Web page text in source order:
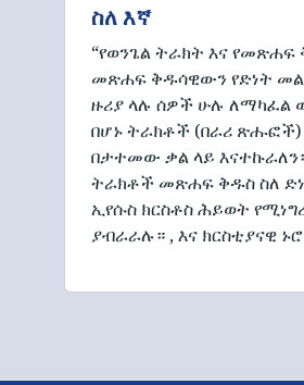
ስለ እኛ
“የወንጌል ትራክት እና የመጽሐፍ
መጽሐፍ ቅዱሳዊውን የድነት
ዙሪያ ላሉ ሰዎች ሁሉ ለማካፈል
በሆኑ ትራክቶች (በራሪ
በታተመው ቃል ላይ
ትራክቶች መጽሐፍ ቅዱስ ስለ
ኢየሱስ ክርስቶስ ሕይወት
ያብራራሉ። , እና ክርስቲያናዊ